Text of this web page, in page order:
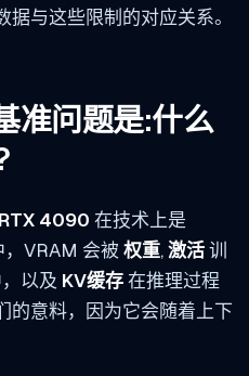
与这些限制的对应关系。
准问题是:什么
4090 在技术上是
VRAM 会被 权重,激活训
以及 KV缓存在推理过程
的意料，因为它会随着上下